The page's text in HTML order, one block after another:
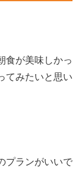
食が美味しかっ
てみたいと思い
プランがいいで